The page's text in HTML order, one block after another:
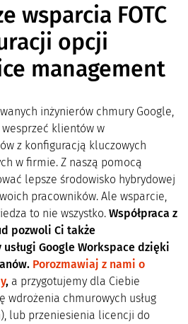
wsparcia FOTC
opcji
management
inżynierów chmury Google,
klientów w
z konfiguracją kluczowych
w firmie. Z naszą pomocą
lepsze środowisko hybrydowej
pracowników. Ale wsparcie,
to nie wszystko. Współpraca z
pozwoli Ci także
Google Workspace dzięki
Porozmawiaj z nami o
, a przygotujemy dla Ciebie
wdrożenia chmurowych usług
lub przeniesienia licencji do